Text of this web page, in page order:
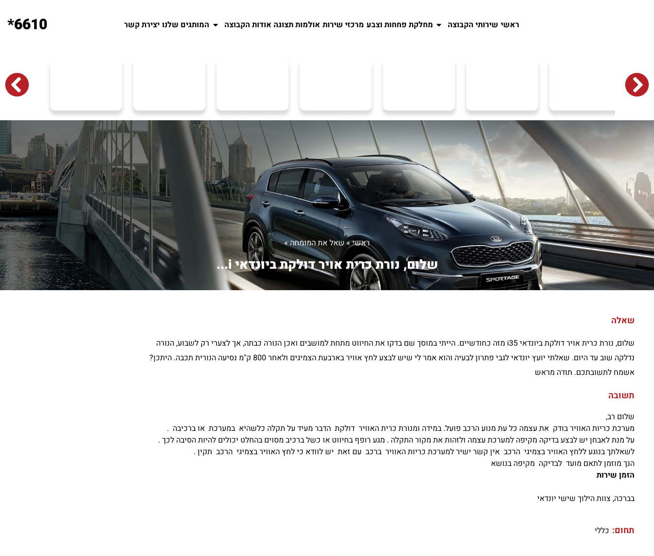
ראשי שירותי הקבוצה מחלקת פחחות וצבע מרכזי שירות אולמות תצוגה אודות הקבוצה המותגים שלנו יצירת קשר 6610*
ראשי»שאל את המומחה»
שלום, נורת כרית אויר דולקת ביונדאי i...
שאלה
שלום, נורת כרית אויר דולקת ביונדאי i35 מזה כחודשיים. הייתי במוסך שם בדקו את החיווט מתחת למושבים ואכן הנורה כבתה, אך לצערי רק לשבוע, הנורה
נדלקה שוב עד היום. שאלתי יועץ יונדאי לגבי פתרון לבעיה והוא אמר לי שיש לבצע לחץ אוויר בארבעת הצמיגים ולאחר 800 ק"מ נסיעה הנורית תכבה. היתכן?
אשמח לתשובתכם. תודה מראש
תשובה
שלום רב,
מערכת כריות האוויר בודק את עצמה כל עת מנוע הרכב פועל. במידה ומנורת כרית האוויר דולקת הדבר מעיד על תקלה כלשהיא במערכת או ברכיבה .
על מנת לאבחן יש לבצע בדיקה מקיפה למערכת עצמה ולזהות את מקור התקלה . מגע רופף בחיווט או כשל ברכיב מסוים בהחלט יכולים להיות הסיבה לכך .
לשאלתך בנוגע ללחץ האוויר בצמיגי הרכב אין קשר ישיר למערכת כריות האוויר ברכב עם זאת יש לוודא כי לחץ האוויר בצמיגי הרכב תקין .
הנך מוזמן לתאם מועד לבדיקה מקיפה בנושא
הזמן שירות
בברכה, צוות הילוך שישי יונדאי
תחום: כללי